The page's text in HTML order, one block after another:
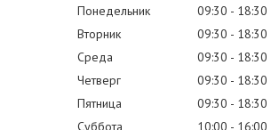
Понедельник 09:30
18:30
Вторник
09:30
18:30
Среда
09:30
18:30
Четверг
09:30
18:30
Пятница
09:30
18:30
Суббота
10:00
16:00